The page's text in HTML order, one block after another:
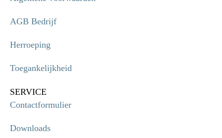
AGB Bedrijf
Herroeping
Toegankelijkheid
SERVICE
Contactformulier
Downloads